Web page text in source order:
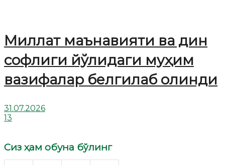
Миллат маънавияти ва дин
софлиги йўлидаги муҳим
вазифалар белгилаб олинди
31.07.2026
13
Сиз ҳам обуна бўлинг